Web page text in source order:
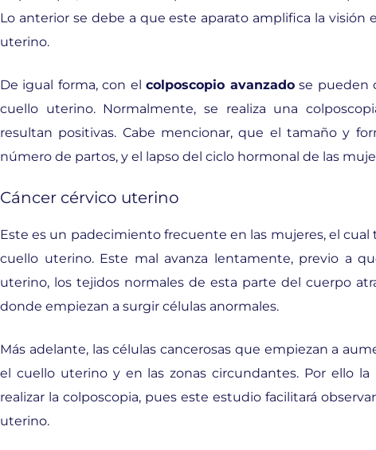
Lo anterior se debe a que este aparato amplifica la
uterino.
De igual forma, con elcolposcopio avanzadose pueden
cuello uterino. Normalmente, se realiza una
resultan positivas. Cabe mencionar, que el tamaño y
número de partos, y el lapso del ciclo hormonal de las
Cáncer cérvico uterino
Este es un padecimiento frecuente en las mujeres, el
cuello uterino. Este mal avanza lentamente, previo a
uterino, los tejidos normales de esta parte del cuerpo
donde empiezan a surgir células anormales.
Más adelante, las células cancerosas que empiezan a
el cuello uterino y en las zonas circundantes. Por ello
realizar la colposcopia, pues este estudio facilitará
uterino.